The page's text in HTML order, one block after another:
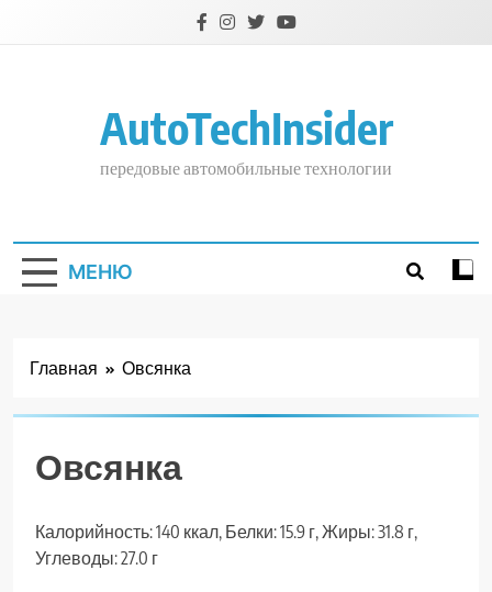
AutoTechInsider
передовые автомобильные технологии
МЕНЮ
Главная Овсянка
Овсянка
Калорийность: 140 ккал, Белки: 15.9 г, Жиры: 31.8 г,
Углеводы: 27.0 г